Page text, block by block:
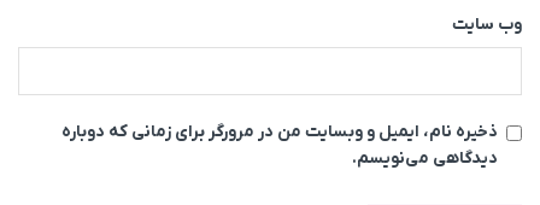
وب‌ سایت
ذخیره نام، ایمیل و وبسایت من در مرورگر برای زمانی که دوباره
دیدگاهی می‌نویسم.